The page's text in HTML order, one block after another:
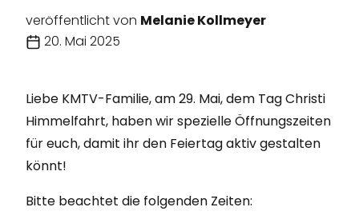
veröffentlicht von Melanie Kollmeyer
20. Mai 2025
Liebe KMTV-Familie, am 29. Mai, dem Tag Christi
Himmelfahrt, haben wir spezielle Öffnungszeiten
für euch, damit ihr den Feiertag aktiv gestalten
könnt!
Bitte beachtet die folgenden Zeiten: